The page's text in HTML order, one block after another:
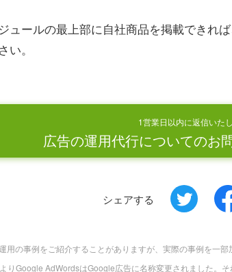
ュールの最上部に自社商品を掲載できれ
い。
1営業日以内に返信いた
広告の運用代行についてのお
シェアする
用の事例をご紹介することがありますが、実際の事例を一部
りGoogle AdWordsはGoogle広告に名称変更されました。